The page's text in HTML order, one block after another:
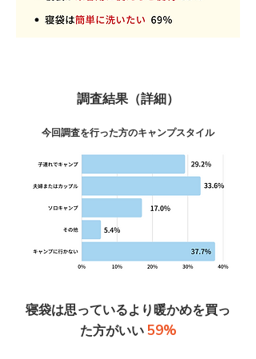
調査結果（詳細）
今回調査を行った方のキャンプスタイル
寝袋は思っているより暖かめを買っ
た方がいい59%